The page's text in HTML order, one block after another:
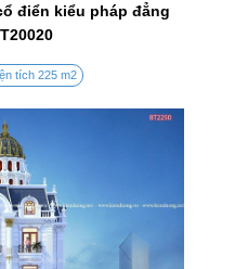
điển kiểu pháp đẳng
tích 225 m2